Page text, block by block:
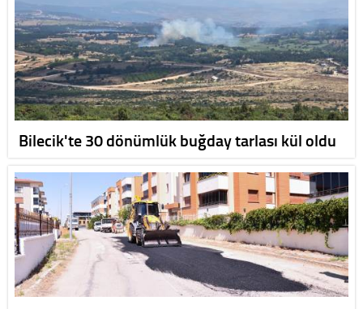
Bilecik'te 30 dönümlük buğday tarlası kül oldu